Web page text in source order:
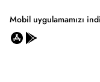
Mobil uygulamamızı